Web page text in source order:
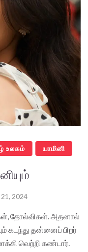
உலகம் யாமினி
2024
தோல்விகள். அதனால்
கடந்து தன்னைப் பிறர்
வெற்றி கண்டார்.